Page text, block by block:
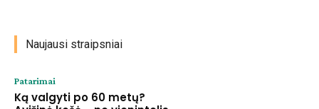
Naujausi straipsniai
Patarimai
Ką valgyti po 60 metų?